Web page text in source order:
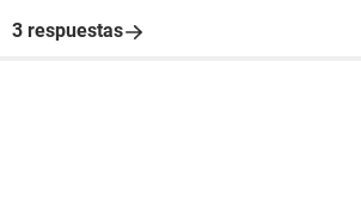
3 respuestas